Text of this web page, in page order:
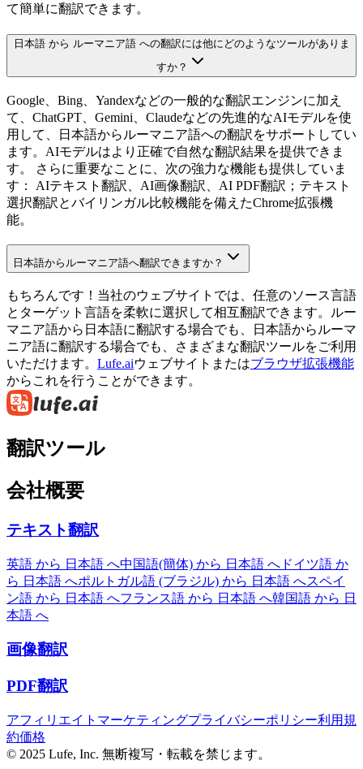
て簡単に翻訳できます。
日本語 から ルーマニア語 への翻訳には他にどのようなツールがありま
すか？
Google、Bing、Yandexなどの一般的な翻訳エンジンに加え
て、ChatGPT、Gemini、Claudeなどの先進的なAIモデルを使
用して、日本語からルーマニア語への翻訳をサポートしてい
ます。AIモデルはより正確で自然な翻訳結果を提供できま
す。 さらに重要なことに、次の強力な機能も提供していま
す： AIテキスト翻訳、AI画像翻訳、AI PDF翻訳；テキスト
選択翻訳とバイリンガル比較機能を備えたChrome拡張機
能。
日本語からルーマニア語へ翻訳できますか？
もちろんです！当社のウェブサイトでは、任意のソース言語
とターゲット言語を柔軟に選択して相互翻訳できます。ルー
マニア語から日本語に翻訳する場合でも、日本語からルーマ
ニア語に翻訳する場合でも、さまざまな翻訳ツールをご利用
いただけます。 Lufe.aiウェブサイトまたはブラウザ拡張機能
からこれを行うことができます。
翻訳ツール
会社概要
テキスト翻訳
英語 から 日本語 へ中国語(簡体) から 日本語 へ ドイツ語 か
ら 日本語 へポルトガル語 (ブラジル) から 日本語 へスペイ
ン語 から 日本語 へフランス語 から 日本語 へ韓国語 から 日
本語 へ
画像翻訳
PDF翻訳
アフィリエイトマーケティングプライバシーポリシー利用規
約価格
© 2025 Lufe, Inc. 無断複写・転載を禁じます。